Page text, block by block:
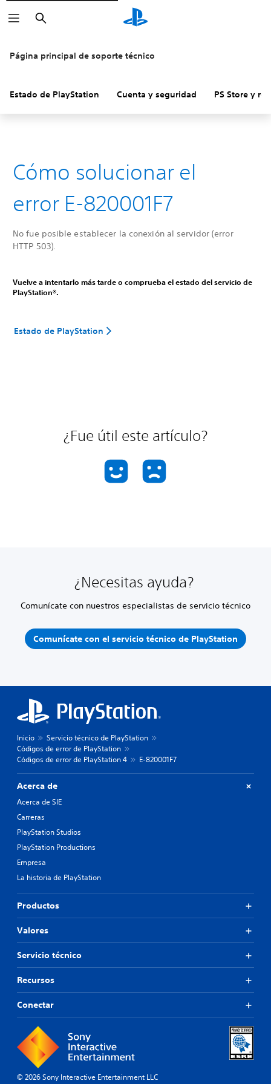
Buscar
Página principal de soporte técnico
Estado de PlayStation Cuenta y seguridad PS Store y
Cómo solucionar el
error E-820001F7
No fue posible establecer la conexión al servidor (error
HTTP 503).
Vuelve a intentarlo más tarde o comprueba el estado del servicio de
PlayStation®.
Estado de PlayStation
¿Fue útil este artículo?
¿Necesitas ayuda?
Comunícate con nuestros especialistas de servicio técnico
Comunícate con el servicio técnico de PlayStation
Inicio
Servicio técnico de PlayStation
Códigos de error de PlayStation
Códigos de error de PlayStation 4
E-820001F7
Acerca de
Acerca de SIE
Carreras
PlayStation Studios
PlayStation Productions
Empresa
La historia de PlayStation
Productos
Valores
Servicio técnico
Recursos
Conectar
© 2026 Sony Interactive Entertainment LLC